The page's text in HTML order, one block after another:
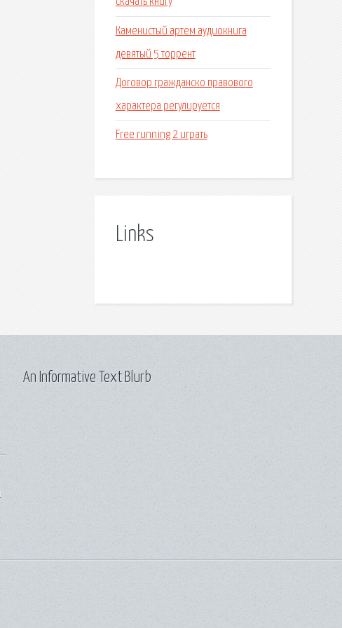
Каменистый артем аудиокнига
девятый 5 торрент
Договор гражданско правового
характера регулируется
Free running 2 играть
Links
An Informative Text Blurb